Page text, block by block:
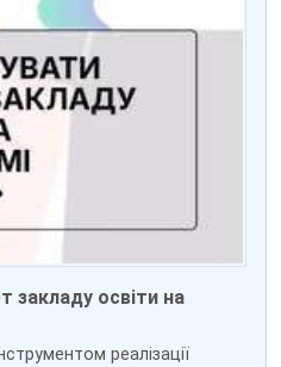
закладу освіти на
реалізації